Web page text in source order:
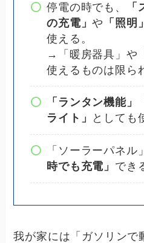
停電の時でも、
の充電」や 「照明
使える。
→「暖房器具」や
使えるものは限ら
「ランタン機能
ライト」
としても
「ソーラーパネル
時でも充電」 でき
我が家には「ガソリンで